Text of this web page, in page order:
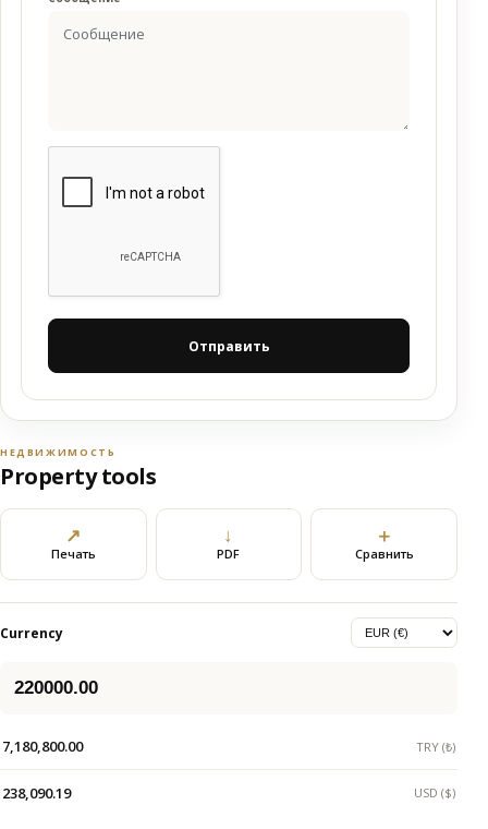
Отправить
НЕДВИЖИМОСТЬ
Property tools
↗
Печать
↓
PDF
＋
Сравнить
Currency
7,180,800.00 TRY (₺)
238,090.19 USD ($)